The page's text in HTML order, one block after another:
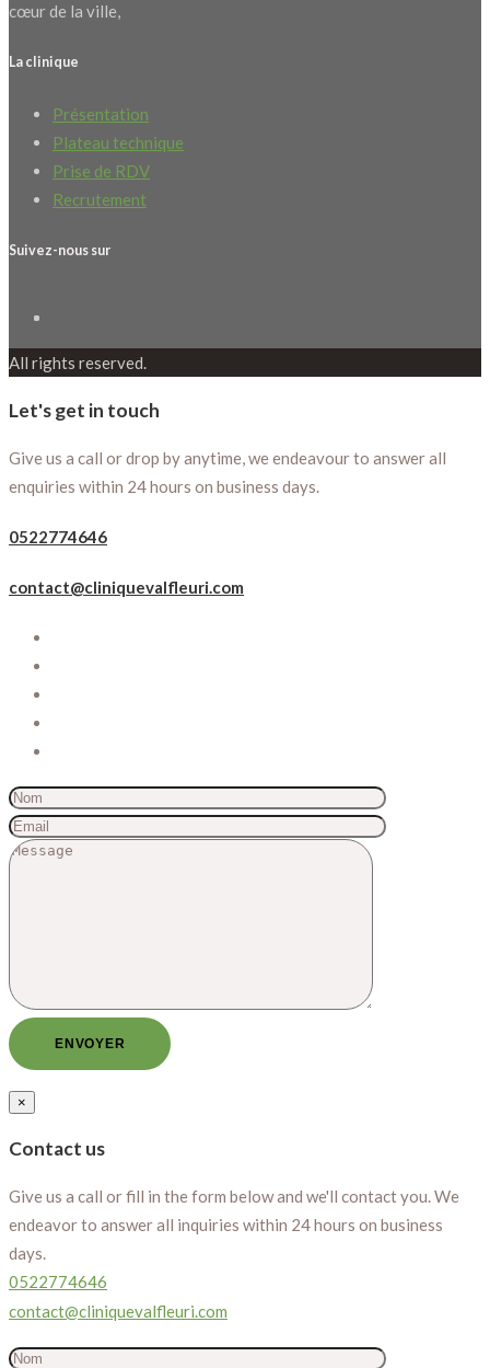
cœur de la ville,
La clinique
Présentation
Plateau technique
Prise de RDV
Recrutement
Suivez-nous sur
All rights reserved.
Let's get in touch
Give us a call or drop by anytime, we endeavour to answer all
enquiries within 24 hours on business days.
0522774646
contact@cliniquevalfleuri.com
×
Contact us
Give us a call or fill in the form below and we'll contact you. We
endeavor to answer all inquiries within 24 hours on business
days.
0522774646
contact@cliniquevalfleuri.com